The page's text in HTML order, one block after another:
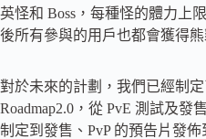
英怪和 Boss，每種怪的體力上
後所有參與的用戶也都會獲得
對於未來的計劃，我們已經制
Roadmap2.0，從 PvE 測試及發
制定到發售、PvP 的預告片發